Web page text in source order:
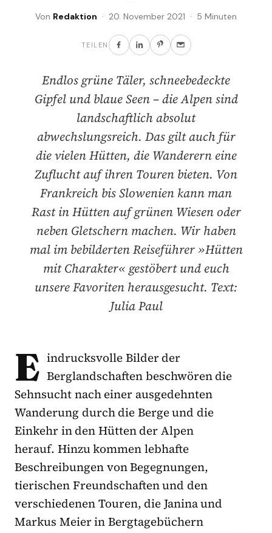
Von Redaktion · 20. November 2021 · 5 Minuten
TEILEN
Endlos grüne Täler, schneebedeckte
Gipfel und blaue Seen – die Alpen sind
landschaftlich absolut
abwechslungsreich. Das gilt auch für
die vielen Hütten, die Wanderern eine
Zuflucht auf ihren Touren bieten. Von
Frankreich bis Slowenien kann man
Rast in Hütten auf grünen Wiesen oder
neben Gletschern machen. Wir haben
mal im bebilderten Reiseführer »Hütten
mit Charakter« gestöbert und euch
unsere Favoriten herausgesucht. Text:
Julia Paul
E indrucksvolle Bilder der
Berglandschaften beschwören die
Sehnsucht nach einer ausgedehnten
Wanderung durch die Berge und die
Einkehr in den Hütten der Alpen
herauf. Hinzu kommen lebhafte
Beschreibungen von Begegnungen,
tierischen Freundschaften und den
verschiedenen Touren, die Janina und
Markus Meier in Bergtagebüchern